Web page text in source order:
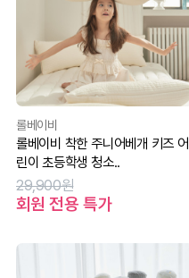
롤베이비
롤베이비 착한 주니어베개 키즈 어
린이 초등학생 청소..
29,900원
회원 전용 특가